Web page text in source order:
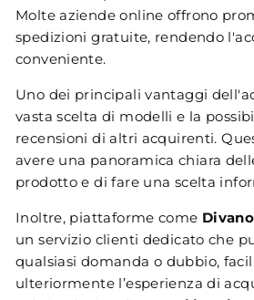
Molte aziende online offrono
spedizioni gratuite, rendendo
conveniente.
Uno dei principali vantaggi
vasta scelta di modelli e la
recensioni di altri acquirenti.
avere una panoramica chiara
prodotto e di fare una scelta
Inoltre, piattaforme come
un servizio clienti dedicato che
qualsiasi domanda o dubbio,
ulteriormente l’esperienza di